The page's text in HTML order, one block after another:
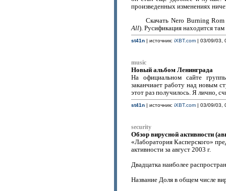
произведенных изменениях
Скачать Nero Burning
All). Русификация находится
st41n| источник: iXBT.com| 03/09/03,
music
Новый альбом Ленинграда
На официальном сайте
заканчиает работу над новым
этот раз получилось. Я лично,
st41n| источник: iXBT.com| 03/09/03,
security
Обзор вирусной активности
«Лаборатория Касперского»
активности за август 2003 г.
Двадцатка наиболее
Название Доля в общем числе